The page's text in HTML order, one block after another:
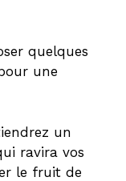
quelques
une
un
ravira vos
le fruit de